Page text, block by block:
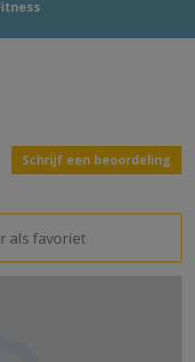
Schrijf een beoordeling
als favoriet